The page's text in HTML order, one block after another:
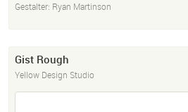
Gestalter: Ryan Martinson
Gist Rough
Yellow Design Studio